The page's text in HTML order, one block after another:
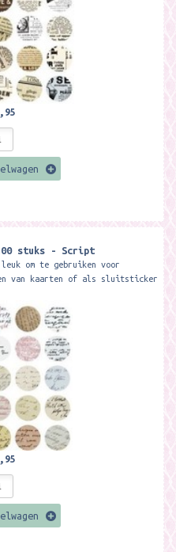
stuks - Script
om te gebruiken voor
van kaarten of als sluitsticker